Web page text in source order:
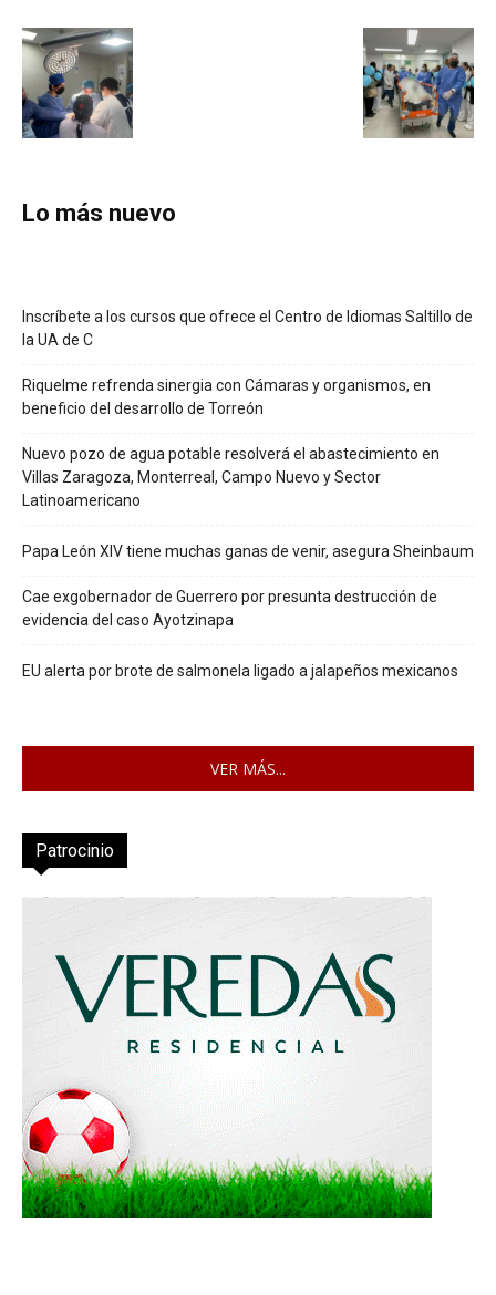
Lo más nuevo
Inscríbete a los cursos que ofrece el Centro de Idiomas Saltillo de
la UA de C
Riquelme refrenda sinergia con Cámaras y organismos, en
beneficio del desarrollo de Torreón
Nuevo pozo de agua potable resolverá el abastecimiento en
Villas Zaragoza, Monterreal, Campo Nuevo y Sector
Latinoamericano
Papa León XIV tiene muchas ganas de venir, asegura Sheinbaum
Cae exgobernador de Guerrero por presunta destrucción de
evidencia del caso Ayotzinapa
EU alerta por brote de salmonela ligado a jalapeños mexicanos
VER MÁS...
Patrocinio